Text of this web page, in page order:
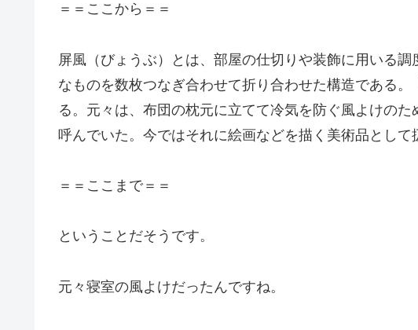
＝＝ここから＝＝
屏風（びょうぶ）とは、部屋の仕切りや装飾に用いる
なものを数枚つなぎ合わせて折り合わせた構造である
る。元々は、布団の枕元に立てて冷気を防ぐ風よけの
呼んでいた。今ではそれに絵画などを描く美術品として
＝＝ここまで＝＝
ということだそうです。
元々寝室の風よけだったんですね。